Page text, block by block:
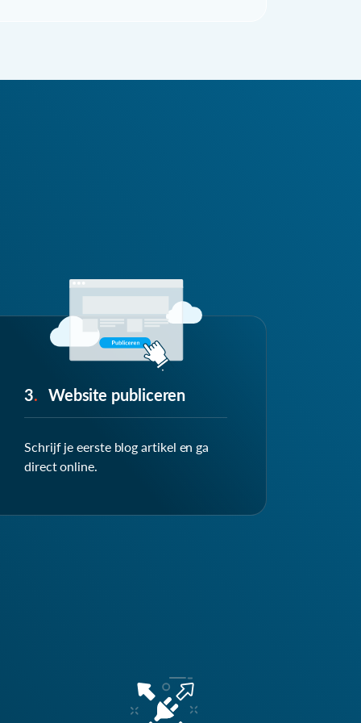
3. Website publiceren
Schrijf je eerste blog artikel en ga
direct online.